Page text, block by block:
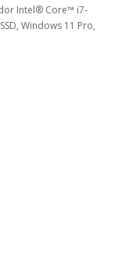
Intel® Core™ i7-
Windows 11 Pro,